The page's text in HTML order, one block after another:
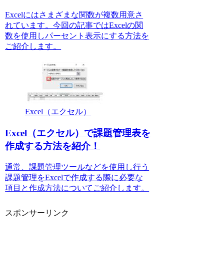
Excelにはさまざまな関数が複数用意さ
れています。今回の記事ではExcelの関
数を使用しパーセント表示にする方法を
ご紹介します。
Excel（エクセル）
Excel（エクセル）で課題管理表を
作成する方法を紹介！
通常、課題管理ツールなどを使用し行う
課題管理をExcelで作成する際に必要な
項目と作成方法についてご紹介します。
スポンサーリンク